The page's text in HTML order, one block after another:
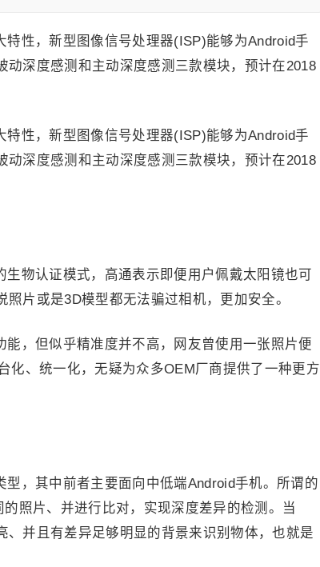
性，新型图像信号处理器(ISP)能够为Android手
深度感测和主动深度感测三款模块，预计在2018
性，新型图像信号处理器(ISP)能够为Android手
深度感测和主动深度感测三款模块，预计在2018
物认证模式，高通表示即便用户佩戴太阳镜也可
片或是3D模型都无法骗过相机，更加安全。
，但似乎精准度并不高，网友曾使用一张照片便
化、统一化，无疑为众多OEM厂商提供了一种更方
，其中前者主要面向中低端Android手机。所谓的
照片、并进行比对，实现深度差异的检测。当
并且有差异足够明显的背景来识别物体，也就是